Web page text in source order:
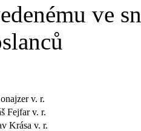
ve
v. r.
Fejfar v. r.
Krása v. r.